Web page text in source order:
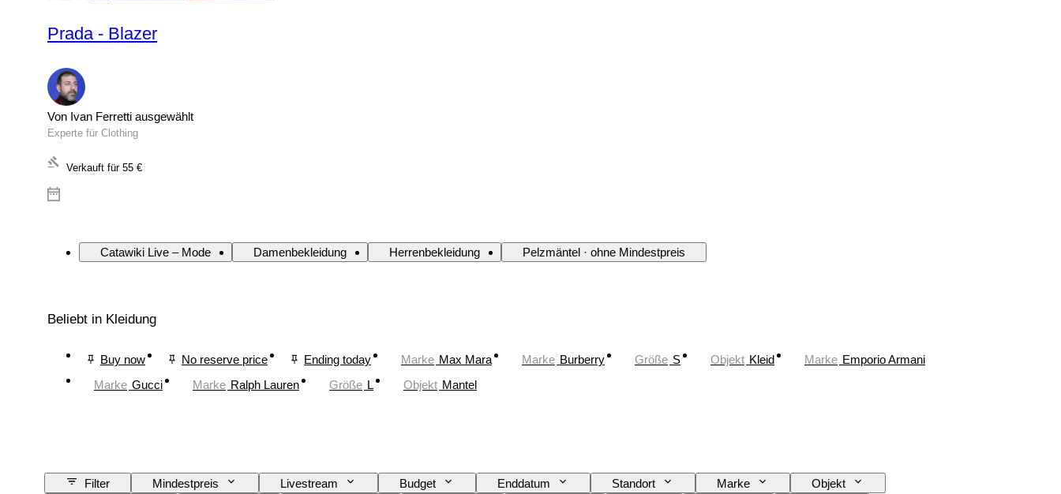
Prada - Blazer
Von Ivan Ferretti ausgewählt
Experte für Clothing
Verkauft für 55 €
Catawiki Live – Mode Damenbekleidung Herrenbekleidung Pelzmäntel · ohne Mindestpreis
Beliebt in Kleidung
Buy now No reserve price Ending today Marke Max Mara Marke Burberry Größe S Objekt Kleid Marke Emporio Armani
Marke Gucci Marke Ralph Lauren Größe L Objekt Mantel
Filter Mindestpreis Livestream Budget Enddatum Standort Marke
Objekt